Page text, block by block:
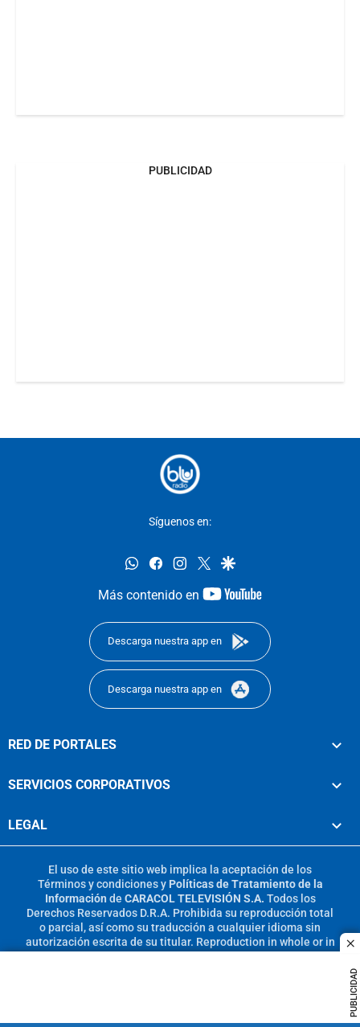
PUBLICIDAD
PUBLICIDAD
Síguenos en:
whatsappfacebookinstagram
twittergoogle
Más contenido en
youtube-
Descarga nuestra app en
Descarga nuestra app en
RED DE PORTALES
SERVICIOS CORPORATIVOS
LEGAL
El uso de este sitio web implica la aceptación de los
Términos y condicionesy Políticas de Tratamiento de la
Información de CARACOL TELEVISIÓN S.A. Todos los
Derechos Reservados D.R.A. Prohibida su reproducción total
o parcial, así como su traducción a cualquier idioma sin
autorización escrita de su titular. Reproduction in whole or in